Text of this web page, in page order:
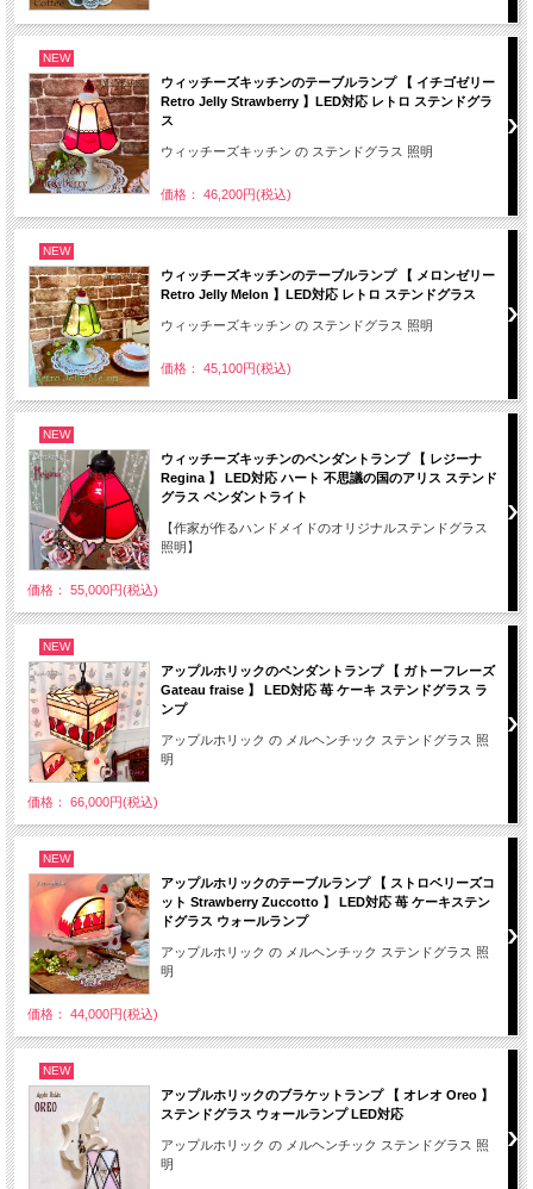
NEW
ウィッチーズキッチンのテーブルランプ 【 イチゴゼリー
Retro Jelly Strawberry 】LED対応 レトロ ステンドグラ
ス
ウィッチーズキッチン の ステンドグラス 照明
価格： 46,200円(税込)
NEW
ウィッチーズキッチンのテーブルランプ 【 メロンゼリー
Retro Jelly Melon 】LED対応 レトロ ステンドグラス
ウィッチーズキッチン の ステンドグラス 照明
価格： 45,100円(税込)
NEW
ウィッチーズキッチンのペンダントランプ 【 レジーナ
Regina 】 LED対応 ハート 不思議の国のアリス ステンド
グラス ペンダントライト
【作家が作るハンドメイドのオリジナルステンドグラス
照明】
価格： 55,000円(税込)
NEW
アップルホリックのペンダントランプ 【 ガトーフレーズ
Gateau fraise 】 LED対応 苺 ケーキ ステンドグラス ラ
ンプ
アップルホリック の メルヘンチック ステンドグラス 照
明
価格： 66,000円(税込)
NEW
アップルホリックのテーブルランプ 【 ストロベリーズコ
ット Strawberry Zuccotto 】 LED対応 苺 ケーキステン
ドグラス ウォールランプ
アップルホリック の メルヘンチック ステンドグラス 照
明
価格： 44,000円(税込)
NEW
アップルホリックのブラケットランプ 【 オレオ Oreo 】
ステンドグラス ウォールランプ LED対応
アップルホリック の メルヘンチック ステンドグラス 照
明